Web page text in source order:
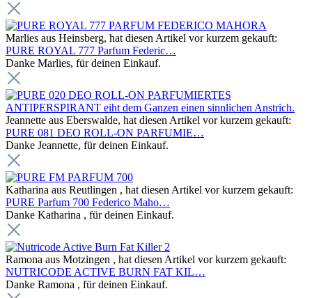
Marlies aus Heinsberg, hat diesen Artikel vor kurzem gekauft:
PURE ROYAL 777 Parfum Federic…
Danke Marlies, für deinen Einkauf.
Jeannette aus Eberswalde, hat diesen Artikel vor kurzem gekauft:
PURE 081 DEO ROLL-ON PARFUMIE…
Danke Jeannette, für deinen Einkauf.
Katharina aus Reutlingen , hat diesen Artikel vor kurzem gekauft:
PURE Parfum 700 Federico Maho…
Danke Katharina , für deinen Einkauf.
Ramona aus Motzingen , hat diesen Artikel vor kurzem gekauft:
NUTRICODE ACTIVE BURN FAT KIL…
Danke Ramona , für deinen Einkauf.